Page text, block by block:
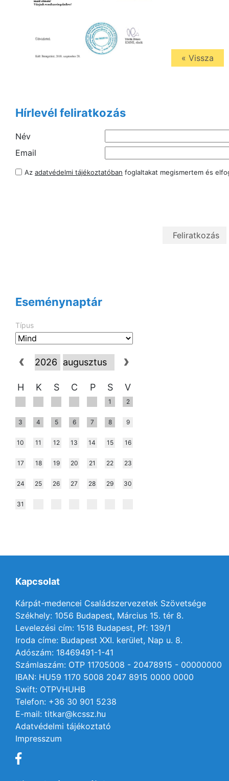
« Vissza
Hírlevél feliratkozás
Név
Email
Az adatvédelmi tájékoztatóban foglaltakat megismertem és
Eseménynaptár
Típus
H K S C P S V
1 2
3 4 5 6 7 8 9
10 11 12 13 14 15 16
17 18 19 20 21 22 23
24 25 26 27 28 29 30
31
Kapcsolat
Kárpát-medencei Családszervezetek Szövetsége
Székhely: 1056 Budapest, Március 15. tér 8.
Levelezési cím: 1518 Budapest, Pf: 139/1
Iroda címe: Budapest XXI. kerület, Nap u. 8.
Adószám: 18469491-1-41
Számlaszám: OTP 11705008 - 20478915 - 00000000
IBAN: HU59 1170 5008 2047 8915 0000 0000
Swift: OTPVHUHB
Telefon: +36 30 901 5238
E-mail: titkar@kcssz.hu
Adatvédelmi tájékoztató
Impresszum